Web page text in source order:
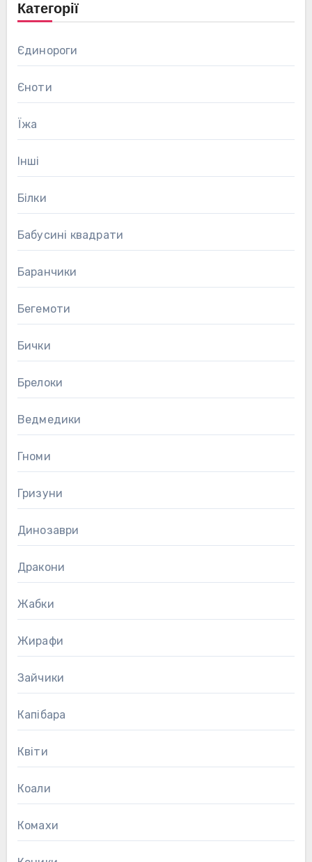
Категорії
Єдинороги
Єноти
Їжа
Інші
Білки
Бабусині квадрати
Баранчики
Бегемоти
Бички
Брелоки
Ведмедики
Гноми
Гризуни
Динозаври
Дракони
Жабки
Жирафи
Зайчики
Капібара
Квіти
Коали
Комахи